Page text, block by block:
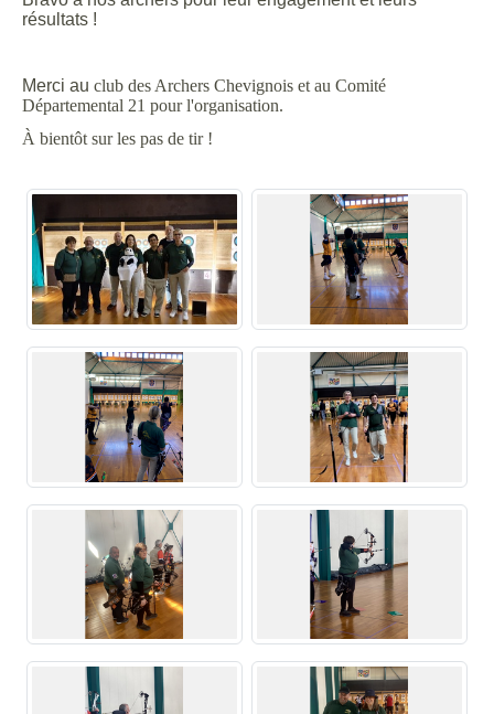
résultats !
Merci au club des Archers Chevignois et au Comité
Départemental 21 pour l'organisation.
À bientôt sur les pas de tir !